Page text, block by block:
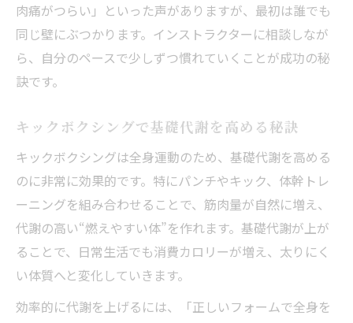
肉痛がつらい」といった声がありますが、最初は誰でも
同じ壁にぶつかります。インストラクターに相談しなが
ら、自分のペースで少しずつ慣れていくことが成功の秘
訣です。
キックボクシングで基礎代謝を高める秘訣
キックボクシングは全身運動のため、基礎代謝を高める
のに非常に効果的です。特にパンチやキック、体幹トレ
ーニングを組み合わせることで、筋肉量が自然に増え、
代謝の高い“燃えやすい体”を作れます。基礎代謝が上が
ることで、日常生活でも消費カロリーが増え、太りにく
い体質へと変化していきます。
効率的に代謝を上げるには、「正しいフォームで全身を